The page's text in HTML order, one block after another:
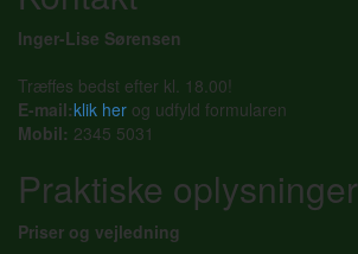
Inger-Lise Sørensen
Træffes bedst efter kl. 18.00!
E-mail:klik her og udfyld formularen
Mobil: 2345 5031
Praktiske oplysninger
Priser og vejledning